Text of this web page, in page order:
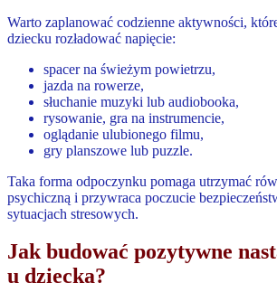
Warto zaplanować codzienne aktywności,
dziecku rozładować napięcie:
spacer na świeżym powietrzu,
jazda na rowerze,
słuchanie muzyki lub audiobooka,
rysowanie, gra na instrumencie,
oglądanie ulubionego filmu,
gry planszowe lub puzzle.
Taka forma odpoczynku pomaga utrzymać
psychiczną i przywraca poczucie
sytuacjach stresowych.
Jak budować pozytywne
u dziecka?